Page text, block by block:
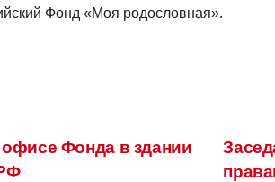
Фонд «Моя родословная».
Фонда в здании